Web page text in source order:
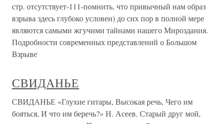
стр. отсутствует-111-помнить, что привычный нам образ
взрыва здесь глубоко условен) до сих пор в полной мере
являются самыми жгучими тайнами нашего Мироздания.
Подробности современных представлений о Большом
Взрыве
СВИДАНЬЕ
СВИДАНЬЕ «Глухие гитары, Высокая речь, Чего им
бояться, И что им беречь?» Н. Асеев. Старый друг мой,